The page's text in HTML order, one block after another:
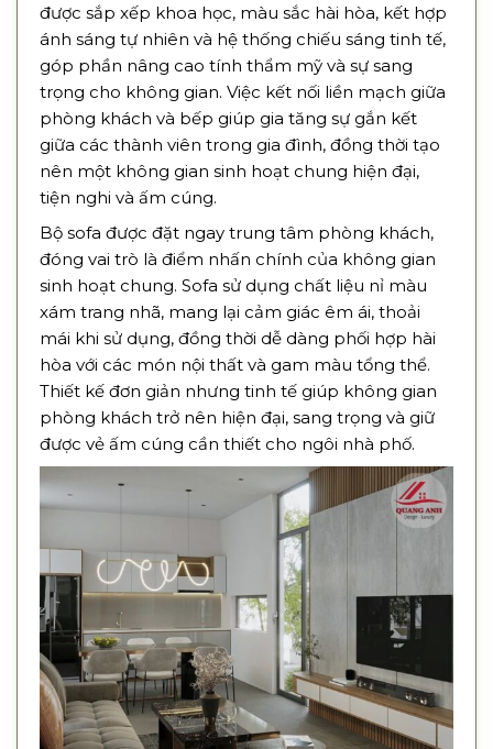
được sắp xếp khoa học, màu sắc hài hòa, kết hợp
ánh sáng tự nhiên và hệ thống chiếu sáng tinh tế,
góp phần nâng cao tính thẩm mỹ và sự sang
trọng cho không gian. Việc kết nối liền mạch giữa
phòng khách và bếp giúp gia tăng sự gắn kết
giữa các thành viên trong gia đình, đồng thời tạo
nên một không gian sinh hoạt chung hiện đại,
tiện nghi và ấm cúng.
Bộ sofa được đặt ngay trung tâm phòng khách,
đóng vai trò là điểm nhấn chính của không gian
sinh hoạt chung. Sofa sử dụng chất liệu nỉ màu
xám trang nhã, mang lại cảm giác êm ái, thoải
mái khi sử dụng, đồng thời dễ dàng phối hợp hài
hòa với các món nội thất và gam màu tổng thể.
Thiết kế đơn giản nhưng tinh tế giúp không gian
phòng khách trở nên hiện đại, sang trọng và giữ
được vẻ ấm cúng cần thiết cho ngôi nhà phố.